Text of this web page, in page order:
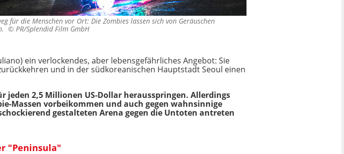
für die Menschen vor Ort: Die Zombies lassen sich von Geräuschen
© PR/Splendid Film GmbH
ein verlockendes, aber lebensgefährliches Angebot: Sie
und in der südkoreanischen Hauptstadt Seoul einen
2,5 Millionen US-Dollar herausspringen. Allerdings
Massen vorbeikommen und auch gegen wahnsinnige
gestalteten Arena gegen die Untoten antreten
"Peninsula"